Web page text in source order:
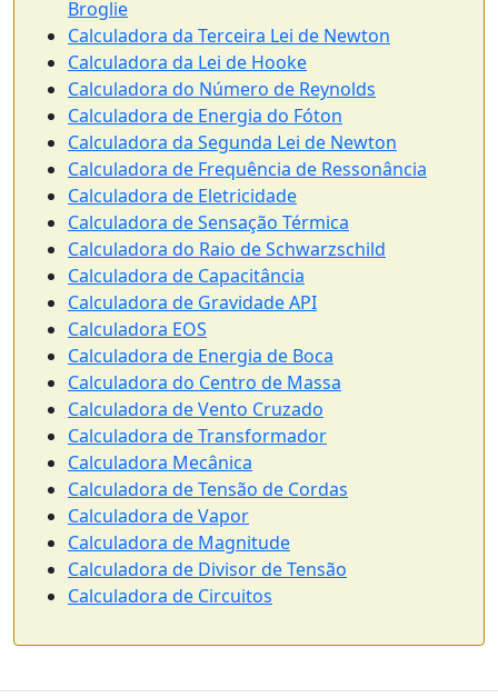
Broglie
Calculadora da Terceira Lei de Newton
Calculadora da Lei de Hooke
Calculadora do Número de Reynolds
Calculadora de Energia do Fóton
Calculadora da Segunda Lei de Newton
Calculadora de Frequência de Ressonância
Calculadora de Eletricidade
Calculadora de Sensação Térmica
Calculadora do Raio de Schwarzschild
Calculadora de Capacitância
Calculadora de Gravidade API
Calculadora EOS
Calculadora de Energia de Boca
Calculadora do Centro de Massa
Calculadora de Vento Cruzado
Calculadora de Transformador
Calculadora Mecânica
Calculadora de Tensão de Cordas
Calculadora de Vapor
Calculadora de Magnitude
Calculadora de Divisor de Tensão
Calculadora de Circuitos